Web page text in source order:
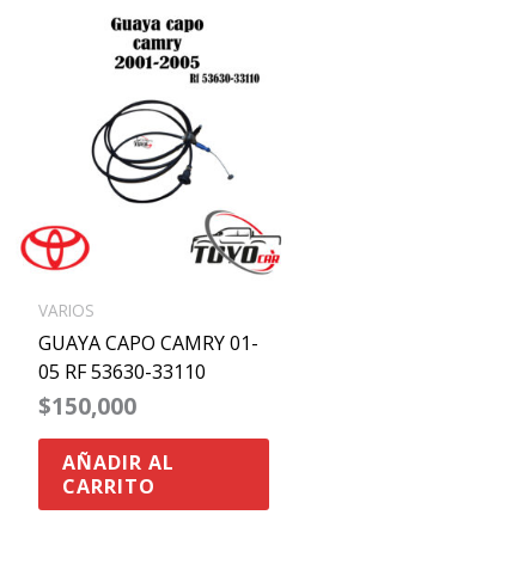
VARIOS
GUAYA CAPO CAMRY 01-
05 RF 53630-33110
$150,000
AÑADIR AL
CARRITO